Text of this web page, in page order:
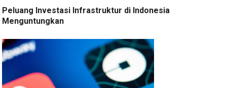
Peluang Investasi Infrastruktur di Indonesia
Menguntungkan